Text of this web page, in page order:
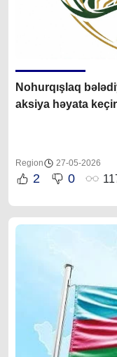
Nohurqışlaq
aksiya həyata
Region 27-05-2026
2 0